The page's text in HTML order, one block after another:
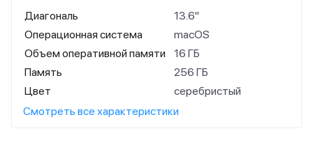
Диагональ
13.6"
Операционная система
macOS
Объем оперативной памяти
16 ГБ
Память
256 ГБ
Цвет
серебристый
Смотреть все характеристики